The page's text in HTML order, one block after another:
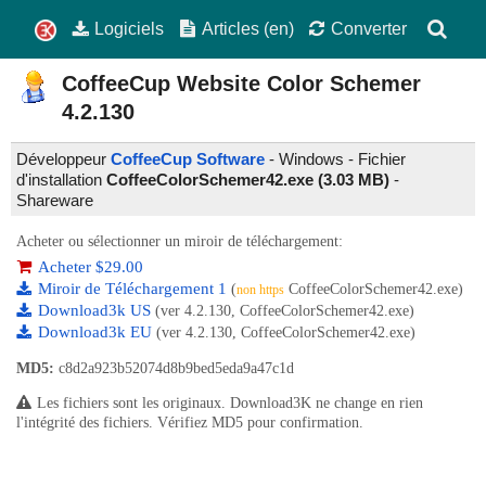
Logiciels Articles (en) Converter
CoffeeCup Website Color Schemer
4.2.130
Développeur CoffeeCup Software - Windows - Fichier
d'installation CoffeeColorSchemer42.exe (3.03 MB) -
Shareware
Acheter ou sélectionner un miroir de téléchargement:
Acheter $29.00
Miroir de Téléchargement 1 (non https CoffeeColorSchemer42.exe)
Download3k US (ver 4.2.130, CoffeeColorSchemer42.exe)
Download3k EU (ver 4.2.130, CoffeeColorSchemer42.exe)
MD5: c8d2a923b52074d8b9bed5eda9a47c1d
Les fichiers sont les originaux. Download3K ne change en rien
l'intégrité des fichiers. Vérifiez MD5 pour confirmation.